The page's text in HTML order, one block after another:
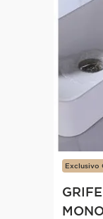
Exclusivo